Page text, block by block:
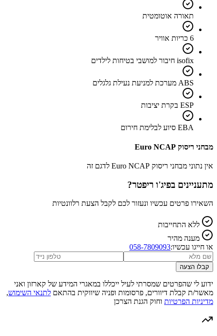
תאורה אוטומטית
6 כריות אוויר
isofix חיבור למושבי בטיחות לילדים
ABS מערכת למניעת נעילת גלגלים
ESP בקרת יציבות
EBA סיוע לבלימת חירום
מבחני ריסוק Euro NCAP
אין נתוני מבחני ריסוק Euro NCAP לדגם זה
מתעניינים בפיג'ו ריפטר?
השאירו פרטים עכשיו ונעזור לכם לקבל הצעת רלוונטיות
ללא התחייבות
מענה מהיר
או חייגו עכשיו:058-7809093
קבלו הצעה
ידוע לי שהפרטים שמסרתי לעיל ייכללו במאגרי המידע של קארזון ואני
מאשר/ת קבלת דיוורים, פרסומות ופניה שיווקית בהתאם לתנאי השימוש,
מדיניות הפרטיות וחוק הגנת הצרכן